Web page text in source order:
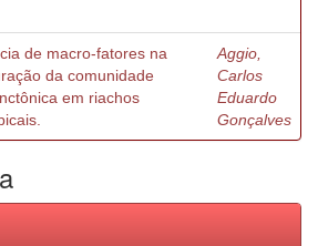
de macro-fatores na
da comunidade
em riachos
Aggio,
Carlos
Eduardo
Gonçalves